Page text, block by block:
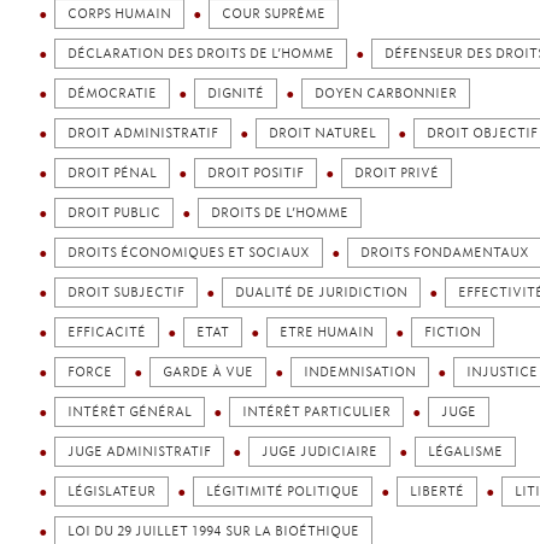
CORPS HUMAIN COUR SUPRÊME
DÉCLARATION DES DROITS DE L’HOMME DÉFENSEUR DES
DÉMOCRATIE DIGNITÉ DOYEN CARBONNIER
DROIT ADMINISTRATIF DROIT NATUREL DROIT OBJECTIF
DROIT PÉNAL DROIT POSITIF DROIT PRIVÉ
DROIT PUBLIC DROITS DE L’HOMME
DROITS ÉCONOMIQUES ET SOCIAUX DROITS FONDAMENTAUX
DROIT SUBJECTIF DUALITÉ DE JURIDICTION
EFFICACITÉ ETAT ETRE HUMAIN FICTION
FORCE GARDE À VUE INDEMNISATION INJUSTICE
INTÉRÊT GÉNÉRAL INTÉRÊT PARTICULIER JUGE
JUGE ADMINISTRATIF JUGE JUDICIAIRE LÉGALISME
LÉGISLATEUR LÉGITIMITÉ POLITIQUE LIBERTÉ
LOI DU 29 JUILLET 1994 SUR LA BIOÉTHIQUE